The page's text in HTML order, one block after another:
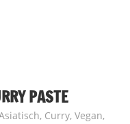
PASTE
, Curry,Vegan,